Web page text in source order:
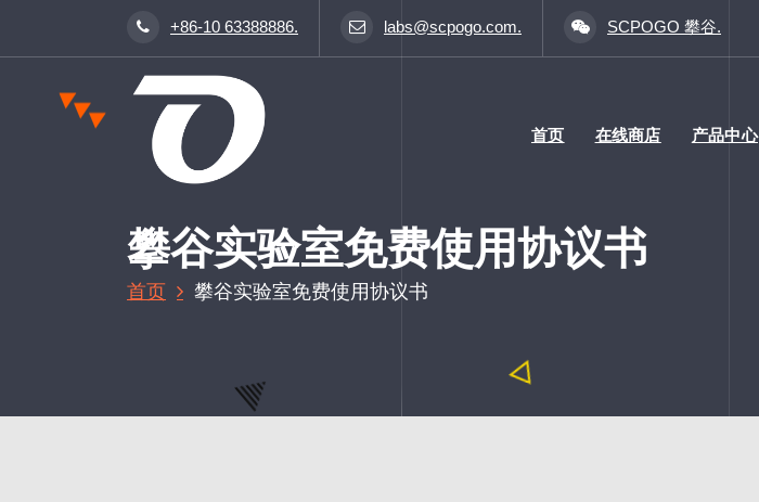
+86-10 63388886. labs@scpogo.com. SCPOGO 攀谷.
首页 在线商店 产品中心
攀谷实验室免费使用协议书
首页 攀谷实验室免费使用协议书